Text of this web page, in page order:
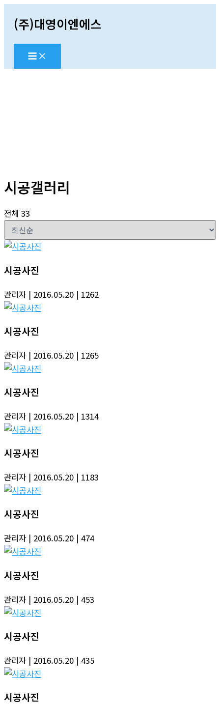
(주)대영이엔에스
시공갤러리
전체 33
시공사진
관리자 | 2016.05.20 | 1262
시공사진
관리자 | 2016.05.20 | 1265
시공사진
관리자 | 2016.05.20 | 1314
시공사진
관리자 | 2016.05.20 | 1183
시공사진
관리자 | 2016.05.20 | 474
시공사진
관리자 | 2016.05.20 | 453
시공사진
관리자 | 2016.05.20 | 435
시공사진